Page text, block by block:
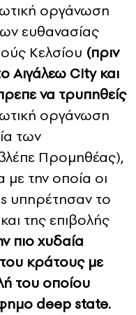
οργάνωση
ευθανασίας
Κελσίου (πριν
Αιγάλεω City και
να τρυπηθείς
οργάνωση
των
Προμηθέας),
με την οποία οι
υπηρέτησαν το
της επιβολής
πιο χυδαία
κράτους με
του οποίου
deep state.